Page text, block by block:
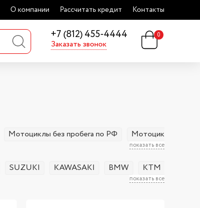
О компании Рассчитать кредит Контакты
+7 (812) 455-4444
Заказать звонок
0
показать все
Мотоциклы без пробега по РФ Мотоциклы с
показать все
SUZUKI KAWASAKI BMW KTM